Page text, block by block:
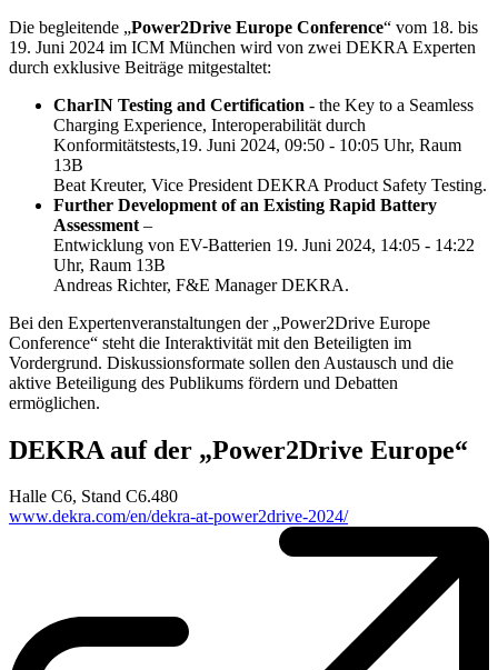
Die begleitende „Power2Drive Europe Conference“ vom 18. bis
19. Juni 2024 im ICM München wird von zwei DEKRA Experten
durch exklusive Beiträge mitgestaltet:
CharIN Testing and Certification - the Key to a Seamless
Charging Experience, Interoperabilität durch
Konformitätstests,19. Juni 2024, 09:50 - 10:05 Uhr, Raum
13B
Beat Kreuter, Vice President DEKRA Product Safety Testing.
Further Development of an Existing Rapid Battery
Assessment –
Entwicklung von EV-Batterien 19. Juni 2024, 14:05 - 14:22
Uhr, Raum 13B
Andreas Richter, F&E Manager DEKRA.
Bei den Expertenveranstaltungen der „Power2Drive Europe
Conference“ steht die Interaktivität mit den Beteiligten im
Vordergrund. Diskussionsformate sollen den Austausch und die
aktive Beteiligung des Publikums fördern und Debatten
ermöglichen.
DEKRA auf der „Power2Drive Europe“
Halle C6, Stand C6.480
www.dekra.com/en/dekra-at-power2drive-2024/